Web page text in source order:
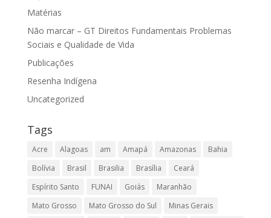
Matérias
Não marcar – GT Direitos Fundamentais Problemas
Sociais e Qualidade de Vida
Publicações
Resenha Indígena
Uncategorized
Tags
Acre Alagoas am Amapá Amazonas
Bahia
Bolívia
Brasil Brasilia Brasília
Ceará
Espírito Santo
FUNAI Goiás
Maranhão
Mato Grosso
Mato Grosso do Sul
Minas Gerais